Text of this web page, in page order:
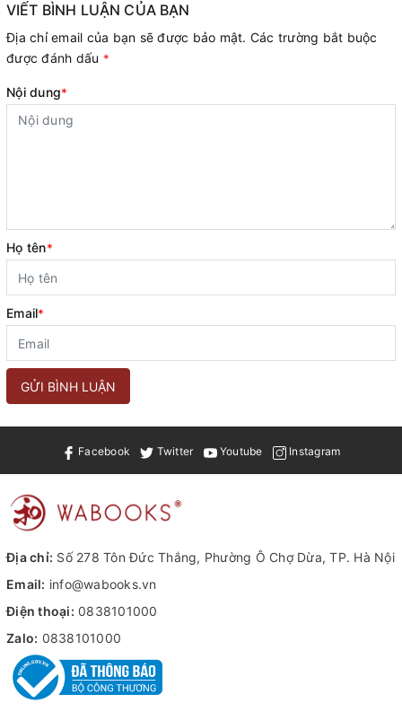
VIẾT BÌNH LUẬN CỦA BẠN
Địa chỉ email của bạn sẽ được bảo mật. Các trường bắt buộc
được đánh dấu *
Nội dung*
Họ tên*
Email*
GỬI BÌNH LUẬN
Facebook Twitter Youtube Instagram
Địa chỉ: Số 278 Tôn Đức Thắng, Phường Ô Chợ Dừa, TP. Hà Nội
Email: info@wabooks.vn
Điện thoại: 0838101000
Zalo: 0838101000